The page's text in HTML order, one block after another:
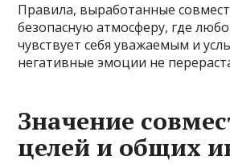
Правила, выработанные
безопасную атмосферу, где
чувствует себя уважаемым и
негативные эмоции не
Значение
целей и общих